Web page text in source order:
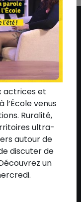
actrices et
venus
Ruralité,
ultra-
autour de
discuter de
un